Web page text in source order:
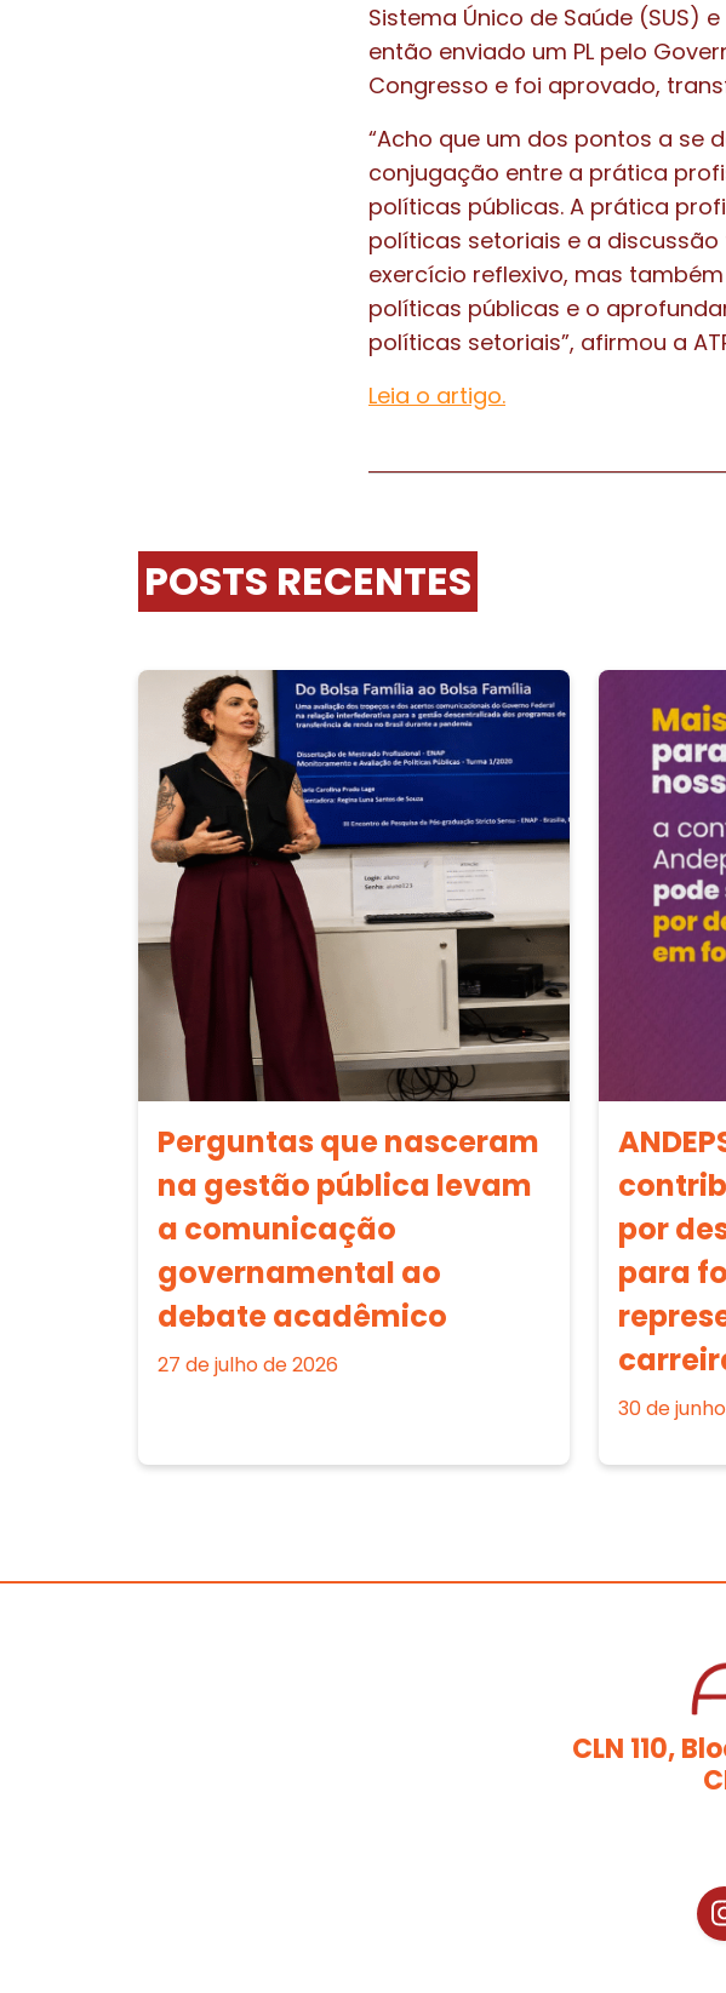
Sistema Único de Saúde (SUS)
então enviado um PL pelo
Congresso e foi aprovado,
“Acho que um dos pontos a se
conjugação entre a prática
políticas públicas. A prática
políticas setoriais e a
exercício reflexivo, mas
políticas públicas e o
políticas setoriais”, afirmou a
Leia o artigo.
POSTS RECENTES
Perguntas que nasceram
na gestão pública levam
a comunicação
governamental ao
debate acadêmico
27 de julho de 2026
por
para
30 de
CLN 110,